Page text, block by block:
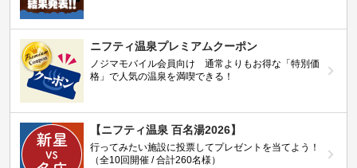
ニフティ温泉プレミアムクーポン
ノジマモバイル会員向け 通常よりもお得な「特別価
格」で人気の温泉を満喫できる！
【ニフティ温泉 百名湯2026】
行ってみたい施設に投票してプレゼントを当てよう！
（全10回開催 / 合計260名様）